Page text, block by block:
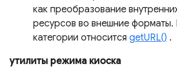
как преобразование
ресурсов во внешние форматы.
категории относится getURL() .
утилиты режима киоска